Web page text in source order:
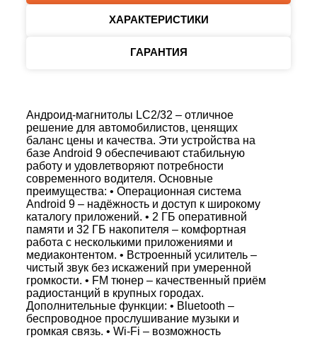
ХАРАКТЕРИСТИКИ
ГАРАНТИЯ
Андроид-магнитолы LC2/32 – отличное
решение для автомобилистов, ценящих
баланс цены и качества. Эти устройства на
базе Android 9 обеспечивают стабильную
работу и удовлетворяют потребности
современного водителя. Основные
преимущества: • Операционная система
Android 9 – надёжность и доступ к широкому
каталогу приложений. • 2 ГБ оперативной
памяти и 32 ГБ накопителя – комфортная
работа с несколькими приложениями и
медиаконтентом. • Встроенный усилитель –
чистый звук без искажений при умеренной
громкости. • FM тюнер – качественный приём
радиостанций в крупных городах.
Дополнительные функции: • Bluetooth –
беспроводное прослушивание музыки и
громкая связь. • Wi-Fi – возможность